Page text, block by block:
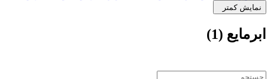
نمایش کمتر
ابرمایع (1)